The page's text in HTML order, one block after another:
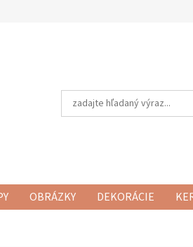
OBRÁZKY DEKORÁCIE